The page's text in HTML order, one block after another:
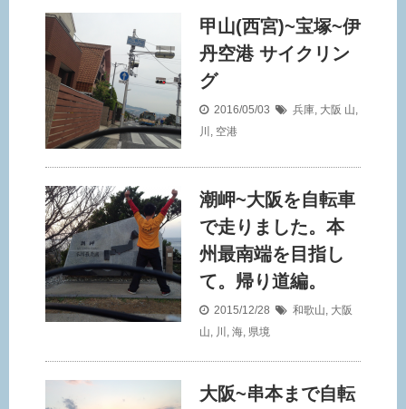
甲山(西宮)~宝塚~伊
丹空港 サイクリン
グ
2016/05/03 兵庫, 大阪 山,
川 , 空港
潮岬~大阪を自転車
で走りました。本
州最南端を目指し
て。帰り道編。
2015/12/28 和歌山, 大阪
山, 川 , 海, 県境
大阪~串本まで自転